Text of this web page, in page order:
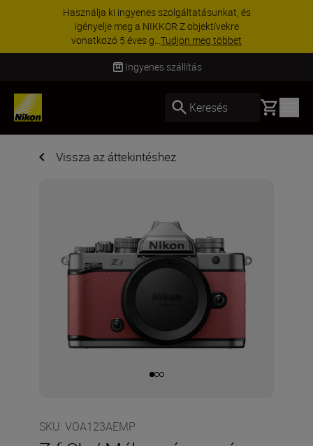
KIEGÉSZÍTŐKRE VONATKOZÓ AKCIÓ | 15%
kedvezmény kiválasztott kiegészítőkre –
egészítse ki még ma a fe...Vásároljon most
Ingyenes szállítás
Keresés Basket
Vissza az áttekintéshez
SKU: VOA123AEMP